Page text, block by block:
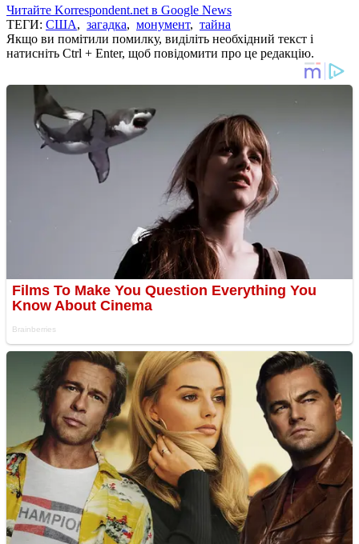
Читайте Korrespondent.net в Google News
ТЕГИ: США, загадка, монумент, тайна
Якщо ви помітили помилку, виділіть необхідний текст і
натисніть Ctrl + Enter, щоб повідомити про це редакцію.